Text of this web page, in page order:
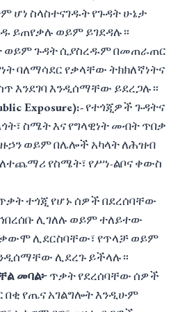
ሆነ ስላስተናገዱት የጉዳት ሁኔታ
ይጠየቃሉ ወይም ይገደዳሉ።
ጉዳት ሲያስረዱም በመጠራጠር
ባለማሳደር የቃላቸው ትክክለኛነትና
እንደገባ እንዲሰማቸው ይደረጋሉ።
Exposure):-የተጎጂዎች ጉዳትና
ስሜት እና የግላዊነት መብት ጥበቃ
ወይም በሌሎች አካላት ለሕዝብ
የስሜት፣ የሥነ-ልቦና ቀውስ
ተጎጂ የሆኑ ሰዎች በደረሰባቸው
ሊገለሉ ወይም ተለይተው
ሊደርስባቸው፣ የጥላቻ ወይም
ሊደረጉ ይችላሉ።
መባል፦ጥቃት የደረሰባቸው ሰዎች
በቂ የጤና አገልግሎት እንዲሁም